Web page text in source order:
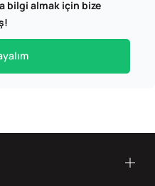
bilgi almak için bize